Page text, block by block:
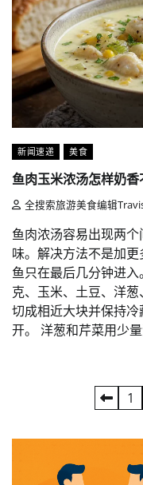
新闻速递 美食
鱼肉玉米浓汤怎样奶
全搜索旅游美食编辑
鱼肉浓汤容易出现两
味。解决方法不是加更
鱼只在最后几分钟进
克、玉米、土豆、洋
切成相近大块并保持
开。 洋葱和芹菜用少
1